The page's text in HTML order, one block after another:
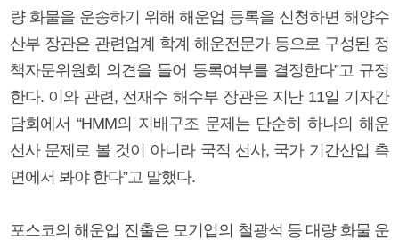
량 화물을 운송하기 위해 해운업 등록을 신청하면 해양수
산부 장관은 관련업계 학계 해운전문가 등으로 구성된 정
책자문위원회 의견을 들어 등록여부를 결정한다”고 규정
한다. 이와 관련, 전재수 해수부 장관은 지난 11일 기자간
담회에서 “HMM의 지배구조 문제는 단순히 하나의 해운
선사 문제로 볼 것이 아니라 국적 선사, 국가 기간산업 측
면에서 봐야 한다”고 말했다.
포스코의 해운업 진출은 모기업의 철광석 등 대량 화물 운